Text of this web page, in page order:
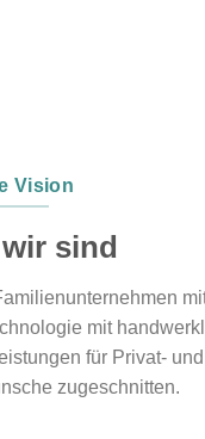
Vision
sind
mit
für Privat-
zugeschnitten.